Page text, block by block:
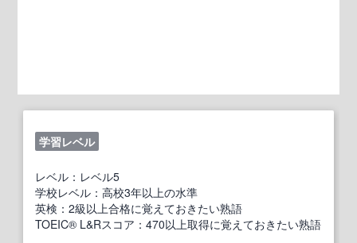
学習レベル
レベル：レベル5
学校レベル：高校3年以上の水準
英検：2級以上合格に覚えておきたい熟語
TOEIC® L&Rスコア：470以上取得に覚えておきたい熟語